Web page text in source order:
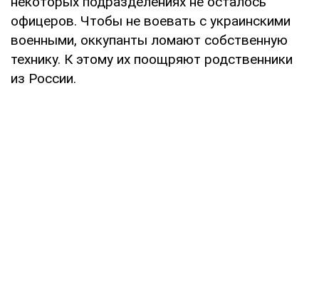
офицеров. Чтобы не воевать с украинскими
военными, оккупанты ломают собственную
технику. К этому их поощряют родственники
из России.